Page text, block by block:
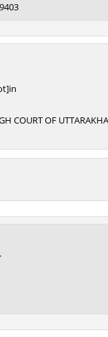
COURT OF